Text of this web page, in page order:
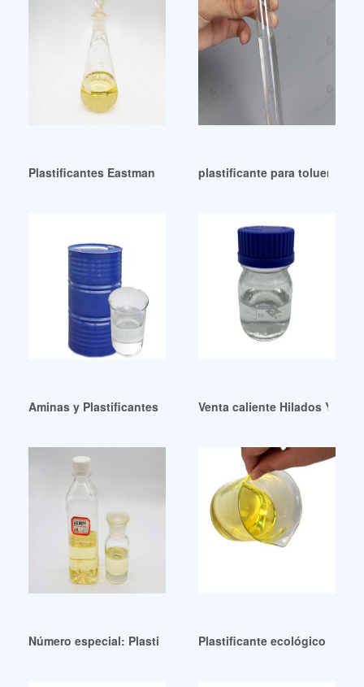
Plastificantes Eastman para Selladores Caulk Argentina
plastificante para tolueno
Aminas y Plastificantes Limitada BrasilVenta caliente Hilados Y
Número especial: Plastificantes verdes para polímeros Chile
Plastificante ecológico de